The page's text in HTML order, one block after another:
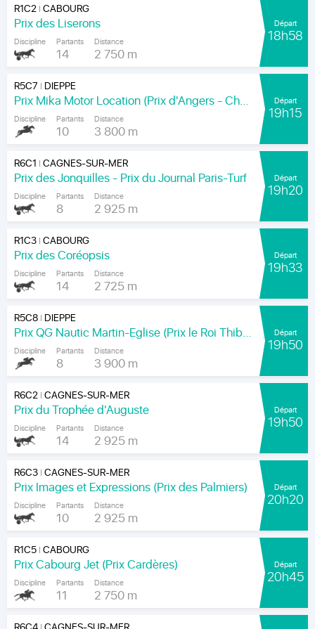
R1C2|CABOURG
Prix des Liserons
Discipline Partants
14
Distance
2 750 m
Départ
18h58
R5C7 | DIEPPE
Prix Mika Motor Location (Prix d'Angers - Chamionnat Paris-Turf des Apprentis-Jeunes-Jockeys)
Discipline Partants
10
Distance
3 800 m
Départ
19h15
R6C1 |CAGNES-SUR-MER
Prix des Jonquilles - Prix du Journal Paris-Turf
Discipline Partants
8
Distance
2 925 m
Départ
19h20
R1C3|CABOURG
Prix des Coréopsis
Discipline Partants
14
Distance
2 725 m
Départ
19h33
R5C8| DIEPPE
Prix QG Nautic Martin-Eglise (Prix le Roi Thibault)
Discipline Partants
8
Distance
3 900 m
Départ
19h50
R6C2|CAGNES-SUR-MER
Prix du Trophée d'Auguste
Discipline Partants
14
Distance
2 925 m
Départ
19h50
R6C3|CAGNES-SUR-MER
Prix Images et Expressions (Prix des Palmiers)
Discipline Partants
10
Distance
2 925 m
Départ
20h20
R1C5|CABOURG
Prix Cabourg Jet (Prix Cardères)
Discipline Partants
11
Distance
2 750 m
Départ
20h45